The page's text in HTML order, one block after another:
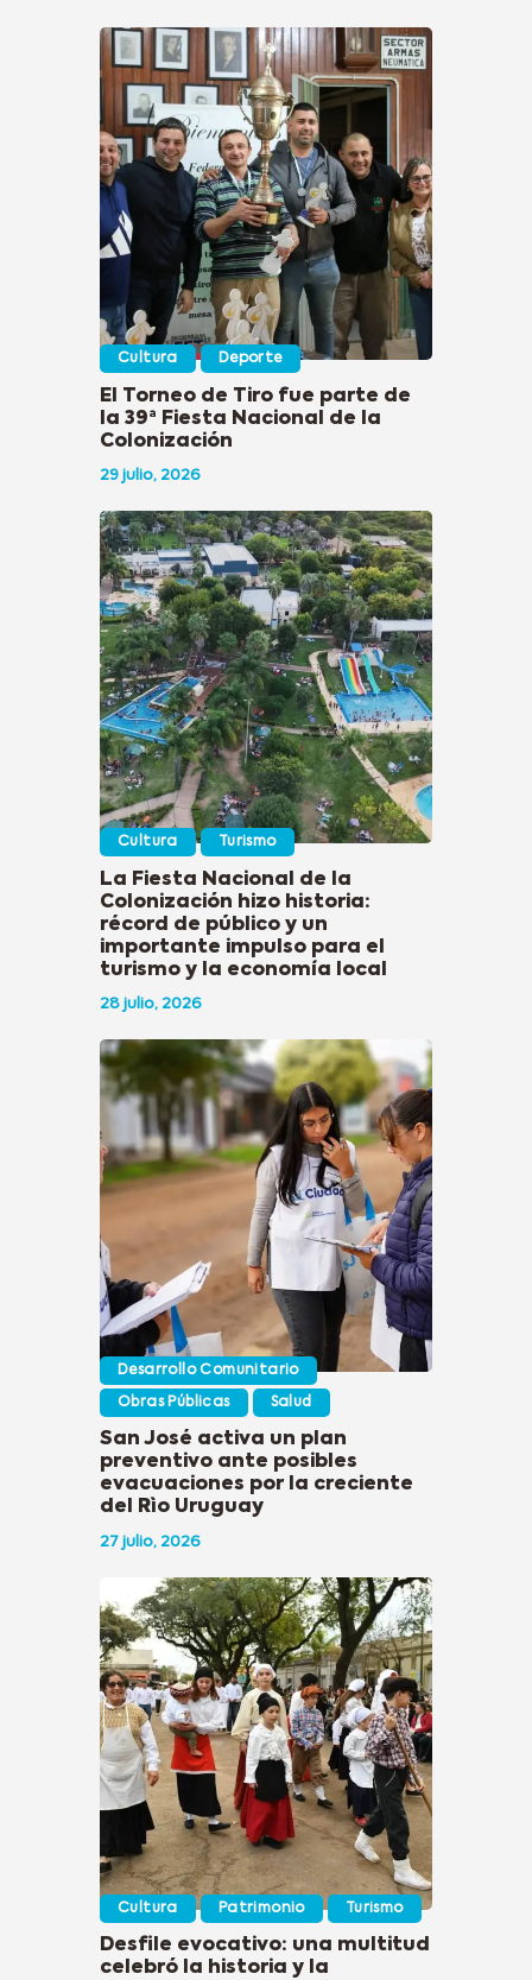
Cultura Deporte
El Torneo de Tiro fue parte de
la 39ª Fiesta Nacional de la
Colonización
29 julio, 2026
Cultura Turismo
La Fiesta Nacional de la
Colonización hizo historia:
récord de público y un
importante impulso para el
turismo y la economía local
28 julio, 2026
Desarrollo Comunitario
Obras Públicas Salud
San José activa un plan
preventivo ante posibles
evacuaciones por la creciente
del Rìo Uruguay
27 julio, 2026
Cultura Patrimonio Turismo
Desfile evocativo: una multitud
celebró la historia y la